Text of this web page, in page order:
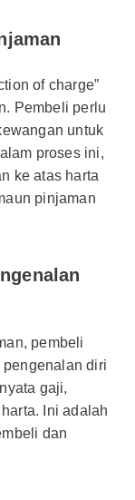
of charge”
Pembeli perlu
untuk
proses ini,
ke atas harta
pinjaman
pembeli
diri
gaji,
Ini adalah
dan